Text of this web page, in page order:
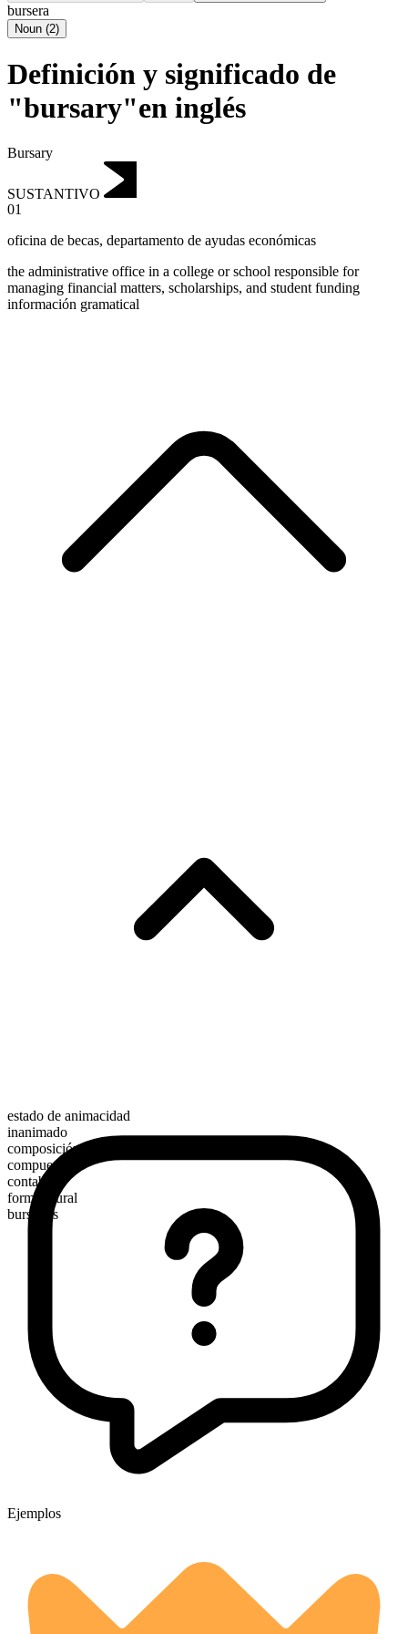
bursera
Noun (2)
Definición y significado de
"bursary"en inglés
Bursary
SUSTANTIVO
01
oficina de becas, departamento de ayudas económicas
the administrative office in a college or school responsible for
managing financial matters, scholarships, and student funding
información gramatical
estado de animacidad
inanimado
composición morfológica
compuesto
contable
forma plural
bursaries
Ejemplos